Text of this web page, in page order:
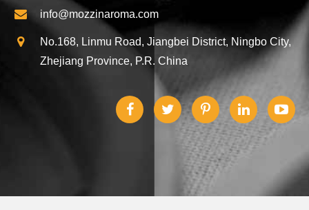
info@mozzinaroma.com
No.168, Linmu Road, Jiangbei District, Ningbo City,
Zhejiang Province, P.R. China